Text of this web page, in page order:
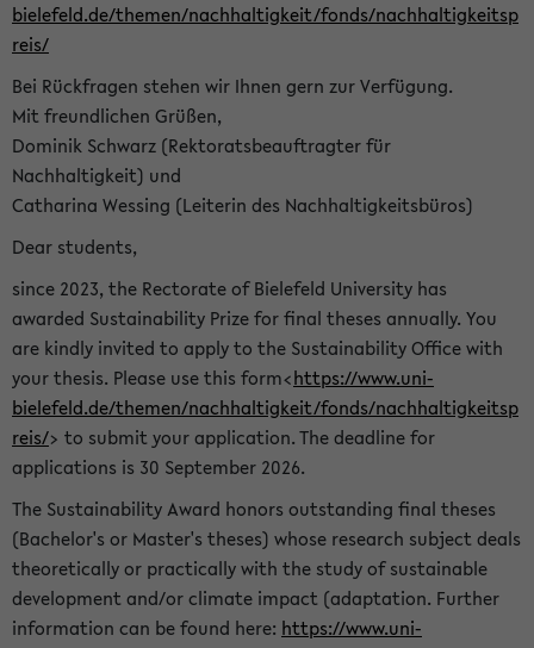
bielefeld.de/themen/nachhaltigkeit/fonds/nachhaltigkeitsp
reis/
Bei Rückfragen stehen wir Ihnen gern zur Verfügung.
Mit freundlichen Grüßen,
Dominik Schwarz (Rektoratsbeauftragter für
Nachhaltigkeit) und
Catharina Wessing (Leiterin des Nachhaltigkeitsbüros)
Dear students,
since 2023, the Rectorate of Bielefeld University has
awarded Sustainability Prize for final theses annually. You
are kindly invited to apply to the Sustainability Office with
your thesis. Please use this form<https://www.uni-
bielefeld.de/themen/nachhaltigkeit/fonds/nachhaltigkeitsp
reis/> to submit your application. The deadline for
applications is 30 September 2026.
The Sustainability Award honors outstanding final theses
(Bachelor's or Master's theses) whose research subject deals
theoretically or practically with the study of sustainable
development and/or climate impact (adaptation. Further
information can be found here: https://www.uni-